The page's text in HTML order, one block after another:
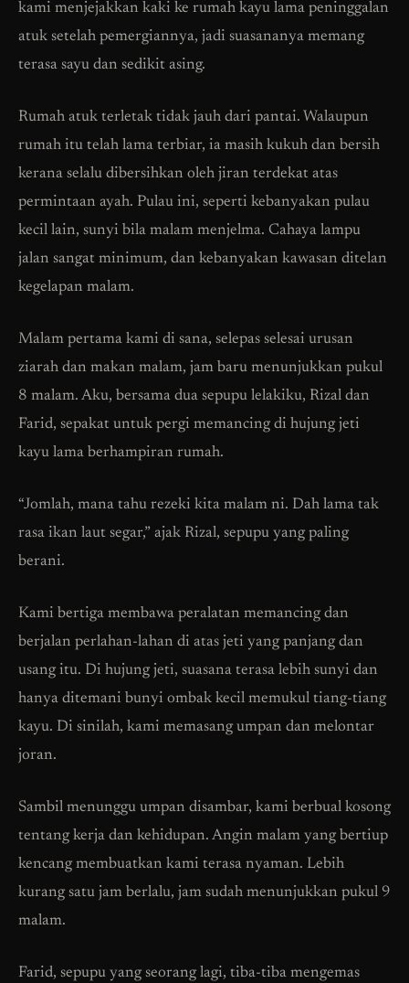
kami menjejakkan kaki ke rumah kayu lama peninggalan
atuk setelah pemergiannya, jadi suasananya memang
terasa sayu dan sedikit asing.
Rumah atuk terletak tidak jauh dari pantai. Walaupun
rumah itu telah lama terbiar, ia masih kukuh dan bersih
kerana selalu dibersihkan oleh jiran terdekat atas
permintaan ayah. Pulau ini, seperti kebanyakan pulau
kecil lain, sunyi bila malam menjelma. Cahaya lampu
jalan sangat minimum, dan kebanyakan kawasan ditelan
kegelapan malam.
Malam pertama kami di sana, selepas selesai urusan
ziarah dan makan malam, jam baru menunjukkan pukul
8 malam. Aku, bersama dua sepupu lelakiku, Rizal dan
Farid, sepakat untuk pergi memancing di hujung jeti
kayu lama berhampiran rumah.
“Jomlah, mana tahu rezeki kita malam ni. Dah lama tak
rasa ikan laut segar,” ajak Rizal, sepupu yang paling
berani.
Kami bertiga membawa peralatan memancing dan
berjalan perlahan-lahan di atas jeti yang panjang dan
usang itu. Di hujung jeti, suasana terasa lebih sunyi dan
hanya ditemani bunyi ombak kecil memukul tiang-tiang
kayu. Di sinilah, kami memasang umpan dan melontar
joran.
Sambil menunggu umpan disambar, kami berbual kosong
tentang kerja dan kehidupan. Angin malam yang bertiup
kencang membuatkan kami terasa nyaman. Lebih
kurang satu jam berlalu, jam sudah menunjukkan pukul 9
malam.
Farid, sepupu yang seorang lagi, tiba-tiba mengemas